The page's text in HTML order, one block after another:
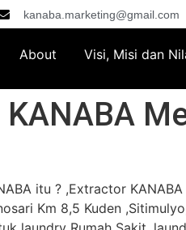
kanaba.marketing@gmail.com
About Visi, Misi dan
itu ? ,Extractor
Km 8,5 Kuden